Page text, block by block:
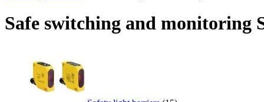
Safe switching and monitoring